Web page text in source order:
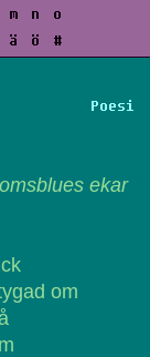
m n
o
ä ö #
Poesi
ekar
om